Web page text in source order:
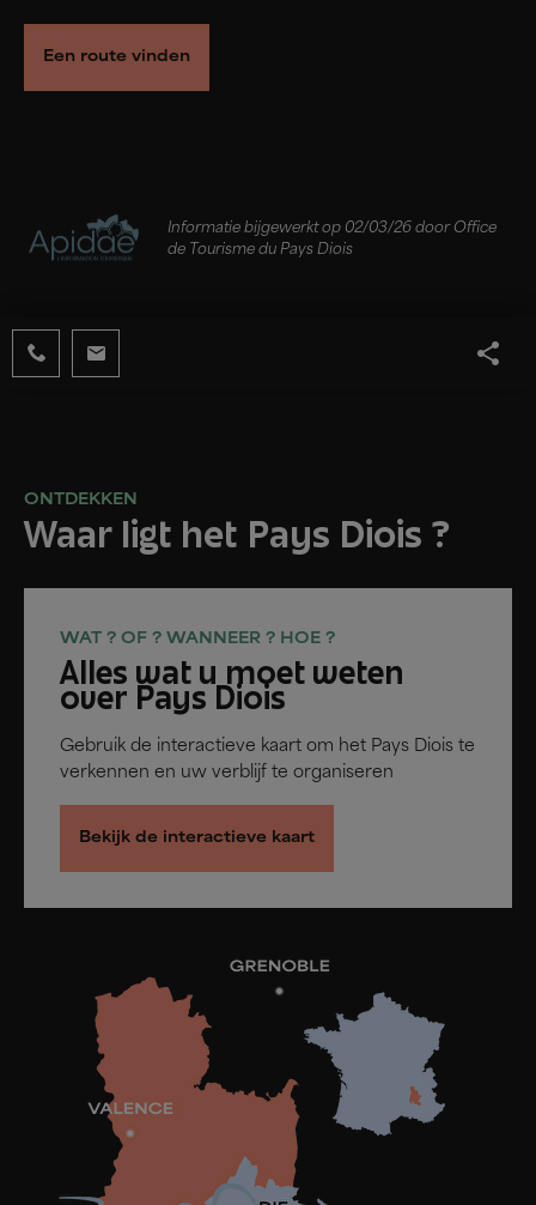
Een route vinden
Informatie bijgewerkt op 02/03/26 door Office
de Tourisme du Pays Diois
ONTDEKKEN
Waar ligt het Pays Diois ?
WAT ? OF ? WANNEER ? HOE ?
Alles wat u moet weten
over Pays Diois
Gebruik de interactieve kaart om het Pays Diois te
verkennen en uw verblijf te organiseren
Bekijk de interactieve kaart